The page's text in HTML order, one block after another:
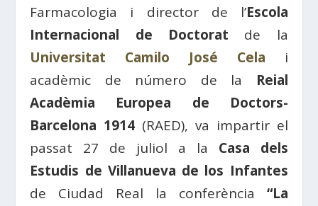
Farmacologia i director de l’Escola
Internacional de Doctorat de la
Universitat Camilo José Cela i
acadèmic de número de la Reial
Acadèmia Europea de Doctors-
Barcelona 1914 (RAED), va impartir el
passat 27 de juliol a la Casa dels
Estudis de Villanueva de los Infantes
de Ciudad Real la conferència “La